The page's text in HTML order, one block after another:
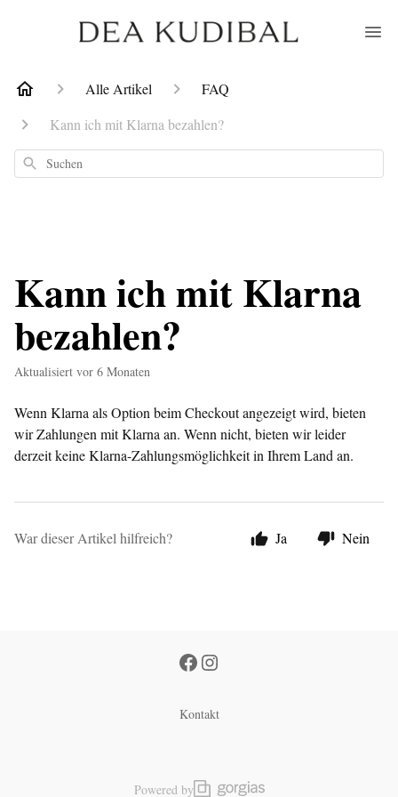
Alle Artikel
FAQ
Kann ich mit Klarna bezahlen?
Suchen
Kann ich mit Klarna
bezahlen?
Aktualisiert vor 6 Monaten
Wenn Klarna als Option beim Checkout angezeigt wird, bieten
wir Zahlungen mit Klarna an. Wenn nicht, bieten wir leider
derzeit keine Klarna-Zahlungsmöglichkeit in Ihrem Land an.
War dieser Artikel hilfreich? Ja Nein
Kontakt
Powered by